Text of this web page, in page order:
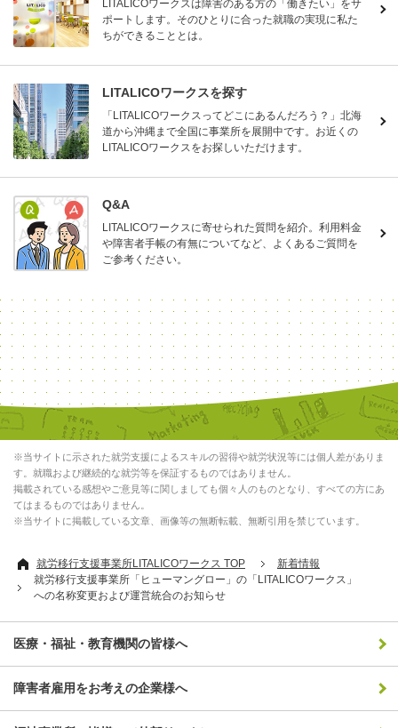
LITALICOワークスは障害のある方の「働きたい」をサ
ポートします。そのひとりに合った就職の実現に私た
ちができることとは。
LITALICOワークスを探す
「LITALICOワークスってどこにあるんだろう？」北海
道から沖縄まで全国に事業所を展開中です。お近くの
LITALICOワークスをお探しいただけます。
Q&A
LITALICOワークスに寄せられた質問を紹介。利用料金
や障害者手帳の有無についてなど、よくあるご質問を
ご参考ください。
※当サイトに示された就労支援によるスキルの習得や就労状況等には個人差がありま
す。就職および継続的な就労等を保証するものではありません。
掲載されている感想やご意見等に関しましても個々人のものとなり、すべての方にあ
てはまるものではありません。
※当サイトに掲載している文章、画像等の無断転載、無断引用を禁じています。
就労移行支援事業所LITALICOワークス TOP
新着情報
就労移行支援事業所「ヒューマングロー」の「LITALICOワークス」
への名称変更および運営統合のお知らせ
医療・福祉・教育機関の皆様へ
障害者雇用をお考えの企業様へ